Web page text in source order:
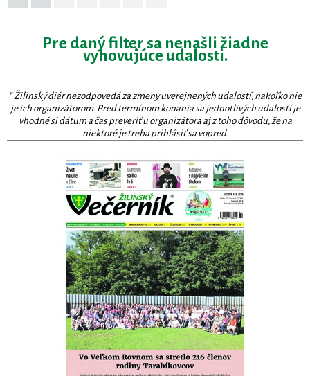
Pre daný filter sa nenašli žiadne
vyhovujúce udalosti.
* Žilinský diár nezodpovedá za zmeny uverejnených udalostí, nakoľko nie
je ich organizátorom. Pred termínom konania sa jednotlivých udalostí je
vhodné si dátum a čas preveriť u organizátora aj z toho dôvodu, že na
niektoré je treba prihlásiť sa vopred.